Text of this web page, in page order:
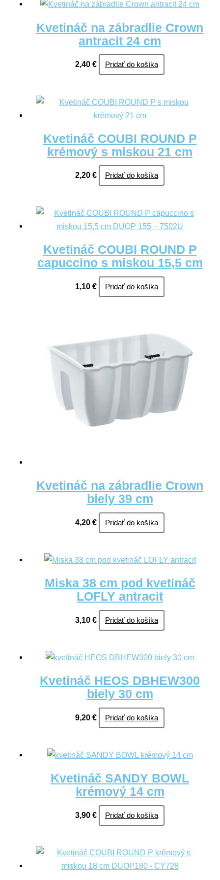
Kvetináč na zábradlie Crown
antracit 24 cm
2,40 € Pridať do košíka
Kvetináč COUBI ROUND P
krémový s miskou 21 cm
2,20 € Pridať do košíka
Kvetináč COUBI ROUND P
capuccino s miskou 15,5 cm
1,10 € Pridať do košíka
Kvetináč na zábradlie Crown
biely 39 cm
4,20 € Pridať do košíka
Miska 38 cm pod kvetináč
LOFLY antracit
3,10 € Pridať do košíka
Kvetináč HEOS DBHEW300
biely 30 cm
9,20 € Pridať do košíka
Kvetináč SANDY BOWL
krémový 14 cm
3,90 € Pridať do košíka